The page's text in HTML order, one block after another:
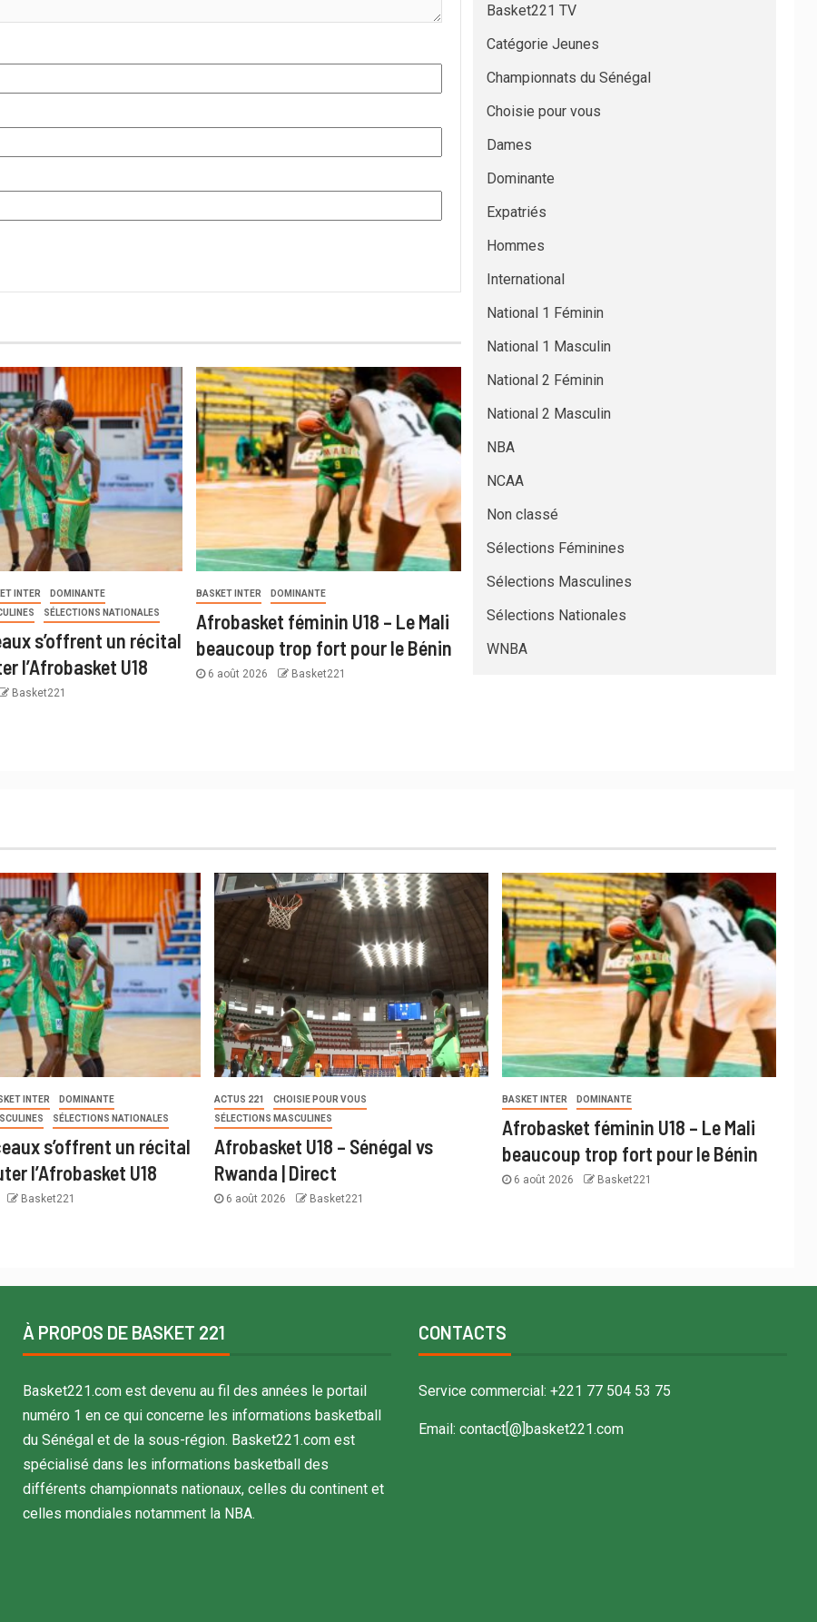
INTER
DOMINANTE
SÉLECTIONS NATIONALES
s’offrent un récital
l’Afrobasket U18
Basket221
BASKET INTER DOMINANTE
Afrobasket féminin U18 – Le Mali
beaucoup trop fort pour le Bénin
6 août 2026 Basket221
Basket221 TV
Catégorie Jeunes
Championnats du Sénégal
Choisie pour vous
Dames
Dominante
Expatriés
Hommes
International
National 1 Féminin
National 1 Masculin
National 2 Féminin
National 2 Masculin
NBA
NCAA
Non classé
Sélections Féminines
Sélections Masculines
Sélections Nationales
WNBA
INTER
DOMINANTE
SÉLECTIONS NATIONALES
s’offrent un récital
l’Afrobasket U18
Basket221
ACTUS 221
CHOISIE POUR VOUS
SÉLECTIONS MASCULINES
Afrobasket U18 – Sénégal vs
Rwanda | Direct
6 août 2026 Basket221
BASKET INTER DOMINANTE
Afrobasket féminin U18 – Le Mali
beaucoup trop fort pour le Bénin
6 août 2026 Basket221
À PROPOS DE BASKET 221
Basket221.com est devenu au fil des années le portail
numéro 1 en ce qui concerne les informations basketball
du Sénégal et de la sous-région. Basket221.com est
spécialisé dans les informations basketball des
différents championnats nationaux, celles du continent et
celles mondiales notamment la NBA.
CONTACTS
Service commercial: +221 77 504 53 75
Email: contact[@]basket221.com